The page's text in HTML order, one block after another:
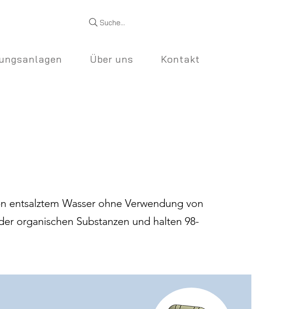
Suche...
Über uns Kontakt
entsalztem Wasser ohne Verwendung von
organischen Substanzen und halten 98-